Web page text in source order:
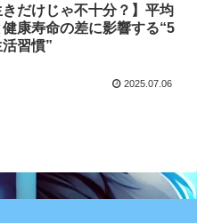
きだけじゃ不十分？】平均
康寿命の差に影響する“5
習慣”
2025.07.06